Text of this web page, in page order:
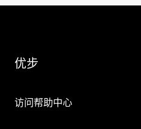
优步
访问帮助中心